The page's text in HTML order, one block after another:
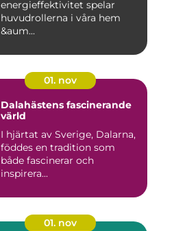
energieffektivitet spelar
huvudrollerna i våra hem
&aum...
01. nov
Dalahästens fascinerande
värld
I hjärtat av Sverige, Dalarna,
föddes en tradition som
både fascinerar och
inspirera...
01. nov